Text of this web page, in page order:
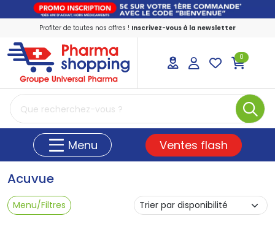
Profiter de toutes nos offres ! Inscrivez-vous à la newsletter
PharmaShopping Votre pharmacie en
0
Menu Ventes flash
Acuvue
Menu/Filtres